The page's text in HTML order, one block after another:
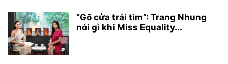
“Gõ cửa trái tim”: Trang Nhung
nói gì khi Miss Equality...